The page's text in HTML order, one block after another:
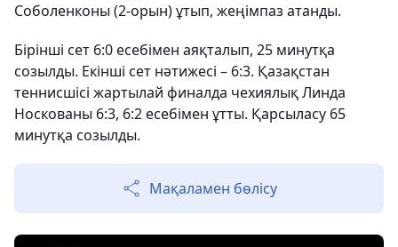
Соболенконы (2-орын) ұтып, жеңімпаз атанды.
Бірінші сет 6:0 есебімен аяқталып, 25 минутқа
созылды. Екінші сет нәтижесі – 6:3. Қазақстан
теннисшісі жартылай финалда чехиялық Линда
Носкованы 6:3, 6:2 есебімен ұтты. Қарсыласу 65
минутқа созылды.
Мақаламен бөлісу